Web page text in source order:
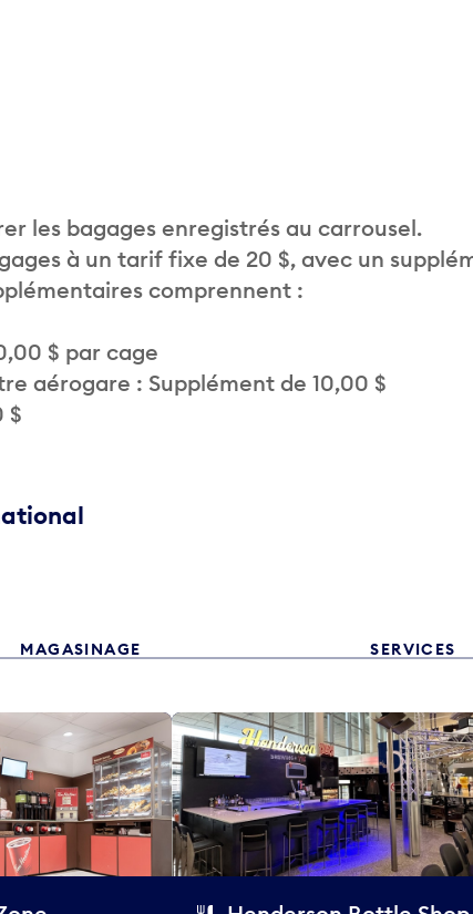
les bagages enregistrés au carrousel.
à un tarif fixe de 20 $, avec un
comprennent :
$ par cage
aérogare : Supplément de 10,00 $
$
MAGASINAGE SERVICES